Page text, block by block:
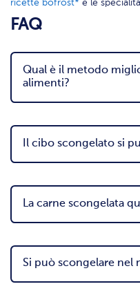
ricette bofrost* e le
FAQ
Qual è il metodo
alimenti?
Il cibo scongelato si
La carne scongelata
Si può scongelare nel